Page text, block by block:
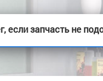
если запчасть не